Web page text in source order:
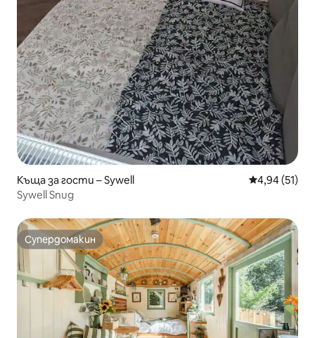
Къща за гости – Sywell Средна
4,94 (51)
Sywell Snug
Супердомакин
Супердомакин